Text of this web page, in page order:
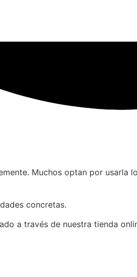
Muchos optan por usarla
concretas.
a través de nuestra tienda